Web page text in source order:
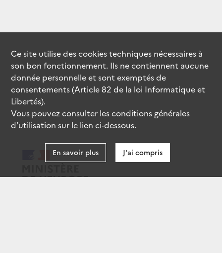
Ce site utilise descookiestechniques nécessaires à
son bon fonctionnement. Ils ne contiennent aucune
donnée personnelle et sont exemptés de
consentements (Article 82 de la loi Informatique et
Libertés).
Vous pouvez consulter les conditions générales
d’utilisation sur le lien ci-dessous.
En savoir plus J'ai compris